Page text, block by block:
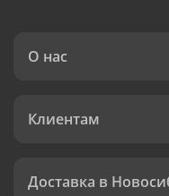
О нас
Клиентам
Доставка в